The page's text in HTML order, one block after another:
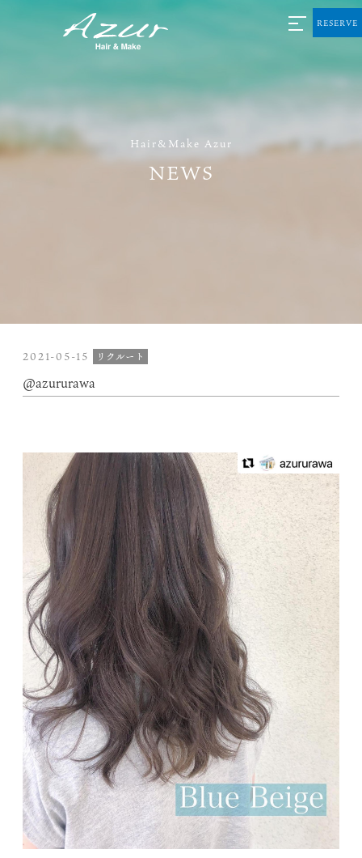
Hair&Make Azur
NEWS
RESERVE
2021-05-15 リクルート
@azururawa